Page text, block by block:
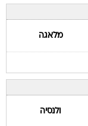
מלאגה
ולנסיה